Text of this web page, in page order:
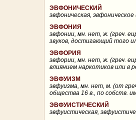
ЭВФОНИЧЕСКИЙ
эвфоническая,
ЭВФОНИЯ
эвфонии, мн. нет, ж. (греч.
звуков, достигающий того
ЭВФОРИЯ
эвфории, мн. нет, ж. (греч.
влиянием наркотиков или в
ЭВФУИЗМ
эвфуизма, мн. нет, м. (от
общества 16 в., по собств.
ЭВФУИСТИЧЕСКИЙ
эвфуистическая,